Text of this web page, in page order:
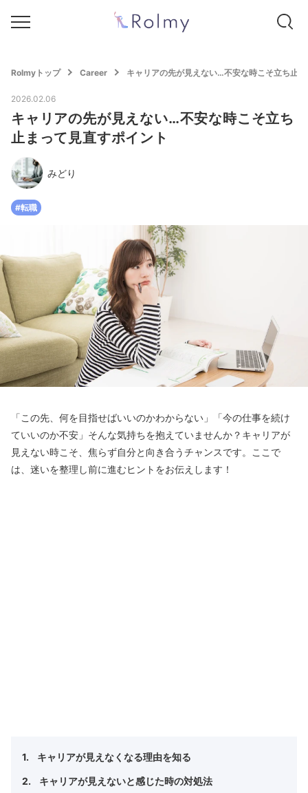
Rolmyトップ Career キャリアの先が見えない…不安な時こそ立ち止
2026.02.06
キャリアの先が見えない…不安な時こそ立ち
止まって見直すポイント
みどり
#転職
「この先、何を目指せばいいのかわからない」「今の仕事を続け
ていいのか不安」そんな気持ちを抱えていませんか？キャリアが
見えない時こそ、焦らず自分と向き合うチャンスです。ここで
は、迷いを整理し前に進むヒントをお伝えします！
キャリアが見えなくなる理由を知る
キャリアが見えないと感じた時の対処法